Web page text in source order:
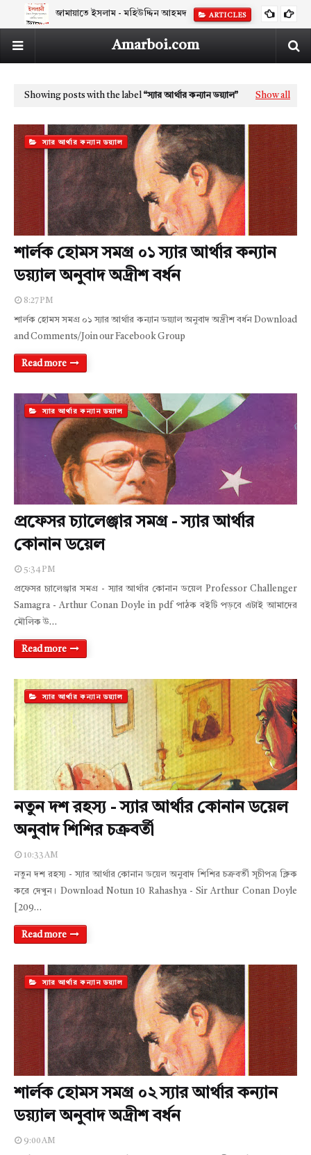
জামায়াতে ইসলাম - মহিউদ্দিন আহমদ ARTICLES
Amarboi.com
Showing posts with the label স্যার আর্থার কন্যান ডয়্যাল Show all
স্যার আর্থার কন্যান ডয়্যাল
শার্লক হোমস সমগ্র ০১ স্যার আর্থার কন্যান
ডয়্যাল অনুবাদ অদ্রীশ বর্ধন
8:27 PM
শার্লক হোমস সমগ্র ০১ স্যার আর্থার কন্যান ডয়্যাল অনুবাদ অদ্রীশ বর্ধন Download
and Comments/Join our Facebook Group
Read more
স্যার আর্থার কন্যান ডয়্যাল
প্রফেসর চ্যালেঞ্জার সমগ্র - স্যার আর্থার
কোনান ডয়েল
5:34 PM
প্রফেসর চ্যালেঞ্জার সমগ্র - স্যার আর্থার কোনান ডয়েল Professor Challenger
Samagra - Arthur Conan Doyle in pdf পাঠক বইটি পড়বে এটাই আমাদের
মৌলিক উ…
Read more
স্যার আর্থার কন্যান ডয়্যাল
নতুন দশ রহস্য - স্যার আর্থার কোনান ডয়েল
অনুবাদ শিশির চক্রবর্তী
10:33 AM
নতুন দশ রহস্য - স্যার আর্থার কোনান ডয়েল অনুবাদ শিশির চক্রবর্তী সূচীপত্র ক্লিক
করে দেখুন। Download Notun 10 Rahashya - Sir Arthur Conan Doyle
[209…
Read more
স্যার আর্থার কন্যান ডয়্যাল
শার্লক হোমস সমগ্র ০২ স্যার আর্থার কন্যান
ডয়্যাল অনুবাদ অদ্রীশ বর্ধন
9:00 AM